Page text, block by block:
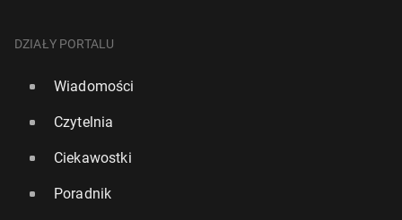
DZIAŁY PORTALU
Wiadomości
Czytelnia
Ciekawostki
Poradnik